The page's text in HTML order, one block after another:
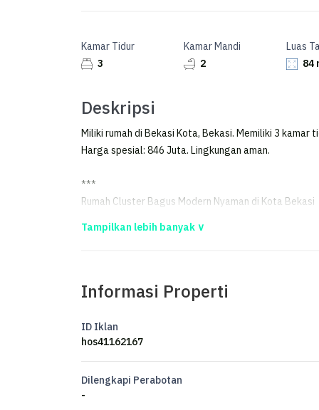
Kamar Tidur
3
Kamar Mandi
2
Luas
84
Deskripsi
Miliki rumah di Bekasi Kota, Bekasi. Memiliki 3 kamar
Harga spesial: 846 Juta. Lingkungan aman.
***
Rumah Cluster Bagus Modern Nyaman di Kota Bekasi
Kesempatan terbatas buat Anda dapatkan rumah
utamanya bagi Anda yang mencari hunian di lokasi
Kondisi properti ini bagus dan memiliki desain indah
berada di wilayah yang mudah dijangkau.
Informasi Properti
ID Iklan
hos41162167
Dilengkapi Perabotan
-